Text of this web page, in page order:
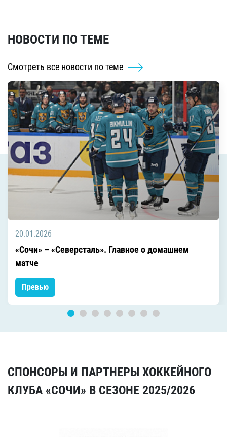
НОВОСТИ ПО ТЕМЕ
Смотреть все новости по теме
20.01.2026
«Сочи» – «Северсталь». Главное о домашнем
матче
Превью
СПОНСОРЫ И ПАРТНЕРЫ ХОККЕЙНОГО
КЛУБА «СОЧИ» В СЕЗОНЕ 2025/2026